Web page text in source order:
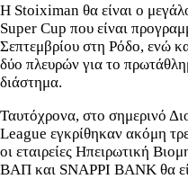
Η Stoiximan θα είναι ο
Super Cup που είναι
Σεπτεμβρίου στη Ρόδο, ενώ
δύο πλευρών για το
διάστημα.
Ταυτόχρονα, στο σημερινό
League εγκρίθηκαν ακόμη
οι εταιρείες Ηπειρωτική
ΒΑΠ και SNAPPI BANK θα